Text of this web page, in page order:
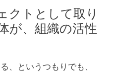
クトとして取り
が、組織の活性
、というつもりでも、